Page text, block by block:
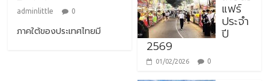
adminlittle
0
ภาคใต้ของประเทศไทยมี
แฟร์
ประจำ
ปี
2569
01/02/2026 0